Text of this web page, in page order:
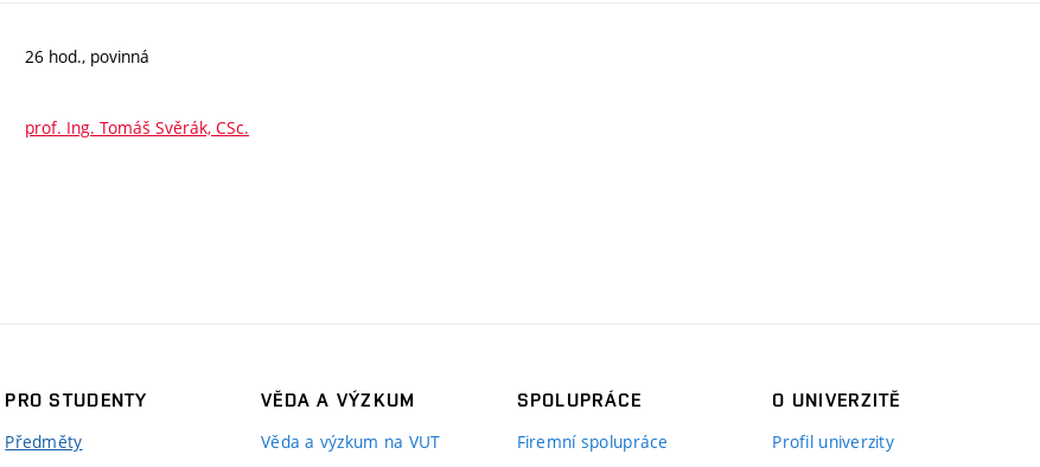
26 hod., povinná
prof. Ing. Tomáš Svěrák, CSc.
PRO STUDENTY
Předměty
VĚDA A VÝZKUM
Věda a výzkum na VUT
SPOLUPRÁCE
Firemní spolupráce
O UNIVERZITĚ
Profil univerzity